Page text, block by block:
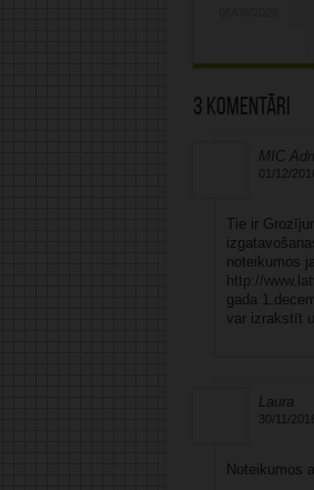
3 komentāri
MIC
01/12/
Tie ir
noteikumos
http://
gada
var izrakstīt
Laura
30/11/
Noteikumos